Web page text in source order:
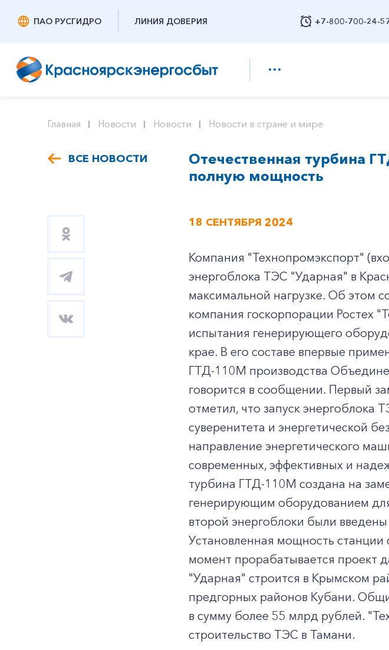
ПАО РУСГИДРО ЛИНИЯ ДОВЕРИЯ +7-800-700-24-
Заказать обратный
Главная Новости Новости Новости в стране и мире
ВСЕ НОВОСТИ
Отечественная турбина
полную мощность
18 СЕНТЯБРЯ 2024
Компания "Технопромэкспорт"
энергоблока ТЭС "Ударная" в
максимальной нагрузке. Об этом
компания госкорпорации Ростех
испытания генерирующего
крае. В его составе впервые
ГТД-110М производства
говорится в сообщении. Первый
отметил, что запуск
суверенитета и энергетической
направление энергетического
современных, эффективных и
турбина ГТД-110М создана на
генерирующим оборудованием
второй энергоблоки были
Установленная мощность станции
момент прорабатывается
"Ударная" строится в Крымском
предгорных районов Кубани.
в сумму более 55 млрд рублей.
строительство ТЭС в Тамани.